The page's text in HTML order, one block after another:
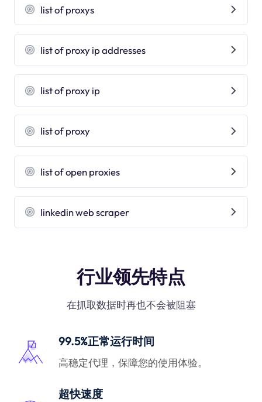
list of proxys
list of proxy ip addresses
list of proxy ip
list of proxy
list of open proxies
linkedin web scraper
行业领先特点
在抓取数据时再也不会被阻塞
99.5%正常运行时间
高稳定代理，保障您的使用体验。
超快速度